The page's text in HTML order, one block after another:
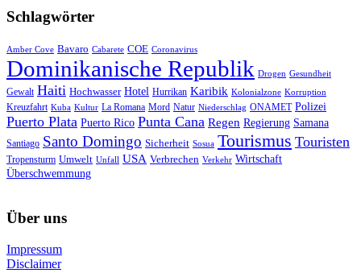
Schlagwörter
Amber Cove Bavaro Cabarete COE Coronavirus
Dominikanische Republik Drogen Gesundheit
Gewalt Haiti Hochwasser Hotel Hurrikan Karibik Kolonialzone Korruption
Kreuzfahrt Kuba Kultur La Romana Mord Natur Niederschlag ONAMET Polizei
Puerto Plata Puerto Rico Punta Cana Regen Regierung Samana
Santiago Santo Domingo Sicherheit Sosua Tourismus Touristen
Tropensturm Umwelt Unfall USA Verbrechen Verkehr Wirtschaft
Überschwemmung
Über uns
Impressum
Disclaimer